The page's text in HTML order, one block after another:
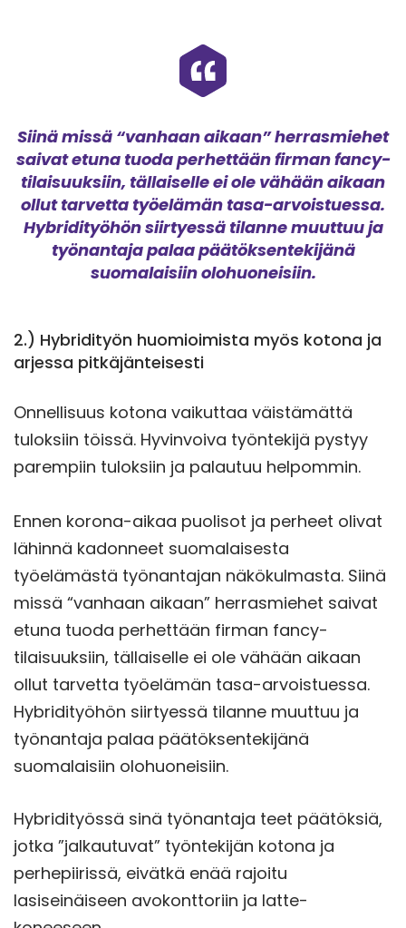
Siinä missä “vanhaan aikaan” herrasmiehet
saivat etuna tuoda perhettään firman fancy-
tilaisuuksiin, tällaiselle ei ole vähään aikaan
ollut tarvetta työelämän tasa-arvoistuessa.
Hybridityöhön siirtyessä tilanne muuttuu ja
työnantaja palaa päätöksentekijänä
suomalaisiin olohuoneisiin.
2.) Hybridityön huomioimista myös kotona ja
arjessa pitkäjänteisesti
Onnellisuus kotona vaikuttaa väistämättä
tuloksiin töissä. Hyvinvoiva työntekijä pystyy
parempiin tuloksiin ja palautuu helpommin.
Ennen korona-aikaa puolisot ja perheet olivat
lähinnä kadonneet suomalaisesta
työelämästä työnantajan näkökulmasta. Siinä
missä “vanhaan aikaan” herrasmiehet saivat
etuna tuoda perhettään firman fancy-
tilaisuuksiin, tällaiselle ei ole vähään aikaan
ollut tarvetta työelämän tasa-arvoistuessa.
Hybridityöhön siirtyessä tilanne muuttuu ja
työnantaja palaa päätöksentekijänä
suomalaisiin olohuoneisiin.
Hybridityössä sinä työnantaja teet päätöksiä,
jotka ”jalkautuvat” työntekijän kotona ja
perhepiirissä, eivätkä enää rajoitu
lasiseinäiseen avokonttoriin ja latte-